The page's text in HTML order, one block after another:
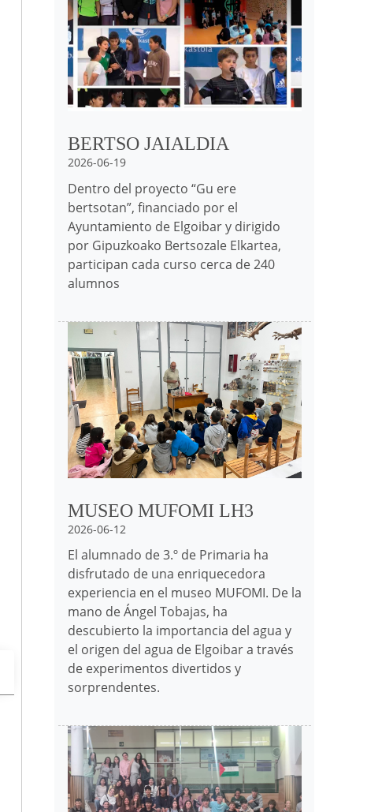
BERTSO JAIALDIA
2026-06-19
Dentro del proyecto “Gu ere
bertsotan”, financiado por el
Ayuntamiento de Elgoibar y dirigido
por Gipuzkoako Bertsozale Elkartea,
participan cada curso cerca de 240
alumnos
Irudia
MUSEO MUFOMI LH3
2026-06-12
El alumnado de 3.º de Primaria ha
disfrutado de una enriquecedora
experiencia en el museo MUFOMI. De la
mano de Ángel Tobajas, ha
descubierto la importancia del agua y
el origen del agua de Elgoibar a través
de experimentos divertidos y
sorprendentes.
Irudia